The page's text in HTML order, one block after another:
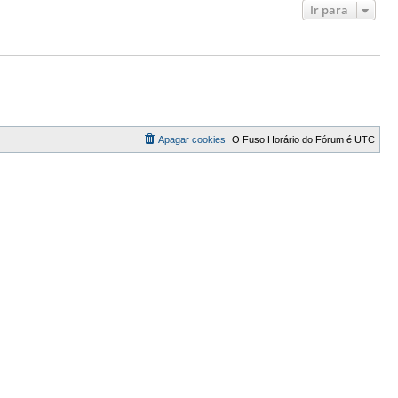
Ir para
O Fuso Horário do Fórum é UTC
Apagar cookies